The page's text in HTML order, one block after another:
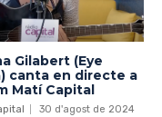
Gilabert (Eye
canta en directe a
Matí Capital
30 d'agost de 2024